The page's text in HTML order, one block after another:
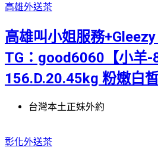
高雄外送茶
高雄叫小姐服務
TG：good6060【小羊-
156.D.20.45kg 粉嫩白
台灣本土正妹外約
彰化外送茶